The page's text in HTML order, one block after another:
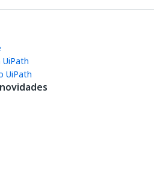
UiPath